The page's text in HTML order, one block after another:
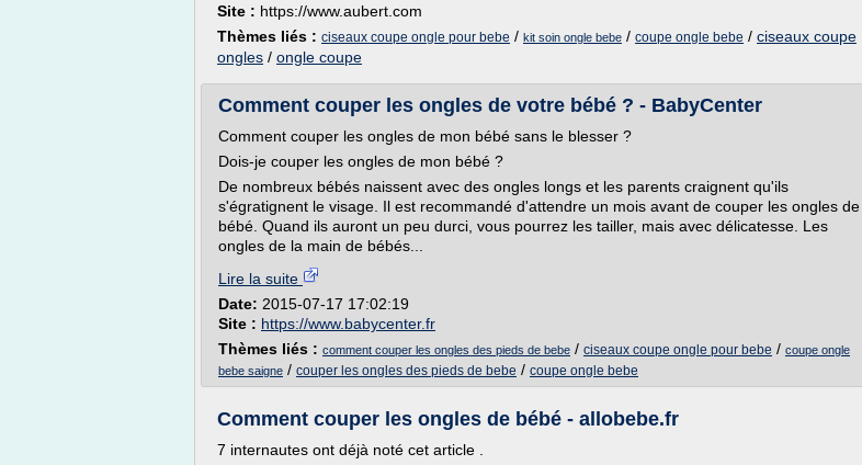
Site : https://www.aubert.com
Thèmes liés : ciseaux coupe ongle pour bebe / kit soin ongle bebe / coupe ongle bebe / ciseaux coupe
ongles / ongle coupe
Comment couper les ongles de votre bébé ? - BabyCenter
Comment couper les ongles de mon bébé sans le blesser ?
Dois-je couper les ongles de mon bébé ?
De nombreux bébés naissent avec des ongles longs et les parents craignent qu'ils
s'égratignent le visage. Il est recommandé d'attendre un mois avant de couper les ongles de
bébé. Quand ils auront un peu durci, vous pourrez les tailler, mais avec délicatesse. Les
ongles de la main de bébés...
Lire la suite
Date: 2015-07-17 17:02:19
Site : https://www.babycenter.fr
Thèmes liés : comment couper les ongles des pieds de bebe / ciseaux coupe ongle pour bebe / coupe ongle
bebe saigne / couper les ongles des pieds de bebe / coupe ongle bebe
Comment couper les ongles de bébé - allobebe.fr
7 internautes ont déjà noté cet article .